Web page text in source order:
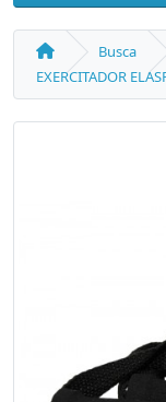
Busca
EXERCITADOR